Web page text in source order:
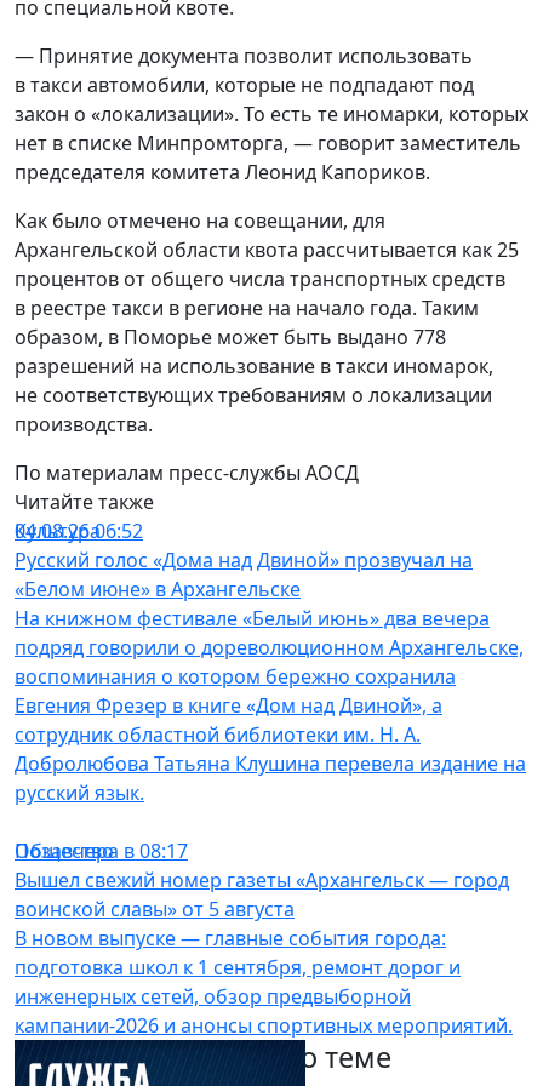
по специальной квоте.
— Принятие документа позволит использовать
в такси автомобили, которые не подпадают под
закон о «локализации». То есть те иномарки, которых
нет в списке Минпромторга, — говорит заместитель
председателя комитета Леонид Капориков.
Как было отмечено на совещании, для
Архангельской области квота рассчитывается как 25
процентов от общего числа транспортных средств
в реестре такси в регионе на начало года. Таким
образом, в Поморье может быть выдано 778
разрешений на использование в такси иномарок,
не соответствующих требованиям о локализации
производства.
По материалам пресс-службы АОСД
Читайте также
Культура
04.08.26 06:52
Русский голос «Дома над Двиной» прозвучал на
«Белом июне» в Архангельске
На книжном фестивале «Белый июнь» два вечера
подряд говорили о дореволюционном Архангельске,
воспоминания о котором бережно сохранила
Евгения Фрезер в книге «Дом над Двиной», а
сотрудник областной библиотеки им. Н. А.
Добролюбова Татьяна Клушина перевела издание на
русский язык.⁣
Общество
Позавчера в 08:17
Вышел свежий номер газеты «Архангельск — город
воинской славы» от 5 августа
В новом выпуске — главные события города:
подготовка школ к 1 сентября, ремонт дорог и
инженерных сетей, обзор предвыборной
кампании-2026 и анонсы спортивных мероприятий.
Другие материалы по теме